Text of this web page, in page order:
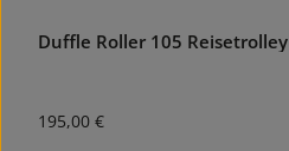
Duffle Roller 105 Reisetrolley
Regulärer Preis:
195,00 €